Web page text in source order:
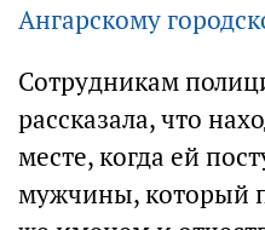
Ангарскому
Сотрудникам
рассказала, что
месте, когда ей
мужчины, который